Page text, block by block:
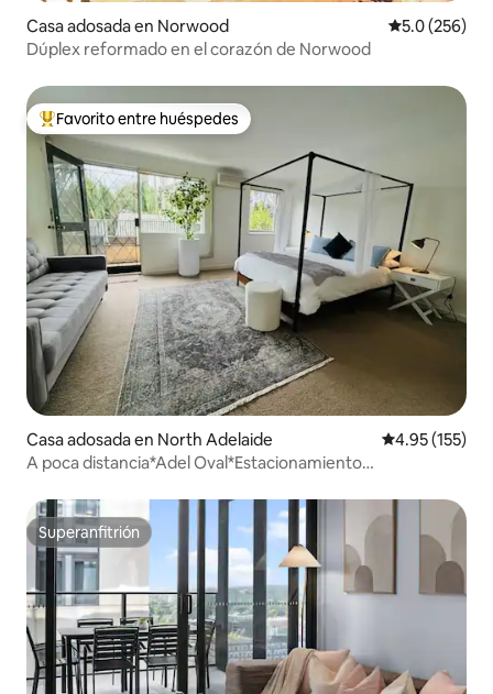
Casa adosada en Norwood Calificación
5.0 (256)
Dúplex reformado en el corazón de Norwood
De los mejores en Favorito entre huéspedes
Favorito entre huéspedes
Casa adosada en North Adelaide Calificación
4.95 (155)
A poca distancia*Adel Oval*Estacionamiento
Superanfitrión
Superanfitrión